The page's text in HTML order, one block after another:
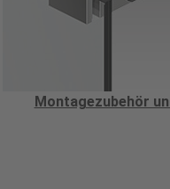
Montagezubehör